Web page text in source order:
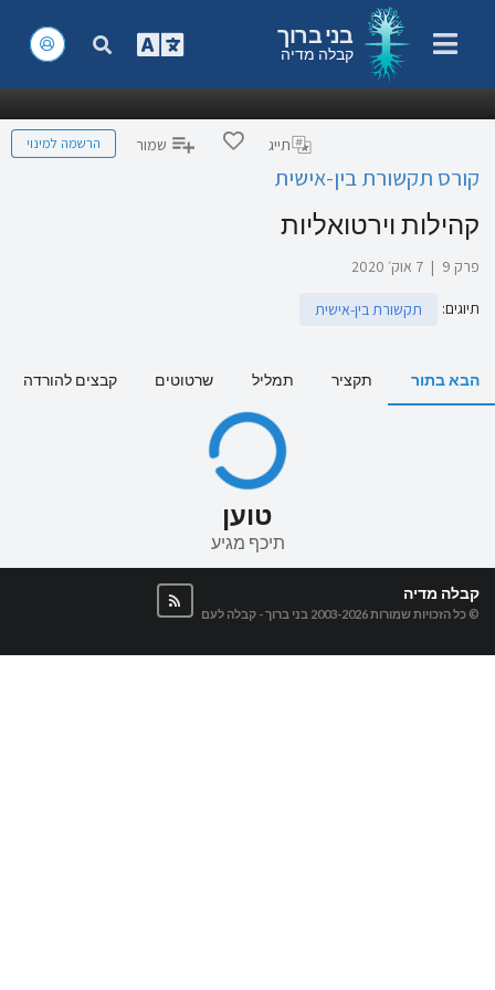
בני ברוך
קבלה מדיה
תייג שמור הרשמה למינוי
קורס תקשורת בין-אישית
קהילות וירטואליות
פרק 9 | 7 אוק׳ 2020
תיוגים: תקשורת בין-אישית
הבא בתור תקציר תמליל שרטוטים קבצים להורדה
טוען
תיכף מגיע
קבלה מדיה
© כל הזכויות שמורות 2003-2026 בני ברוך - קבלה לעם